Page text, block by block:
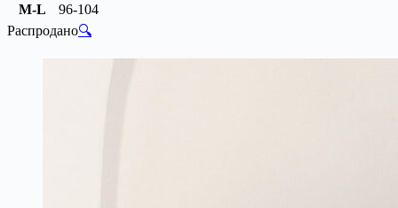
M-L
96-104
Распродано🔍